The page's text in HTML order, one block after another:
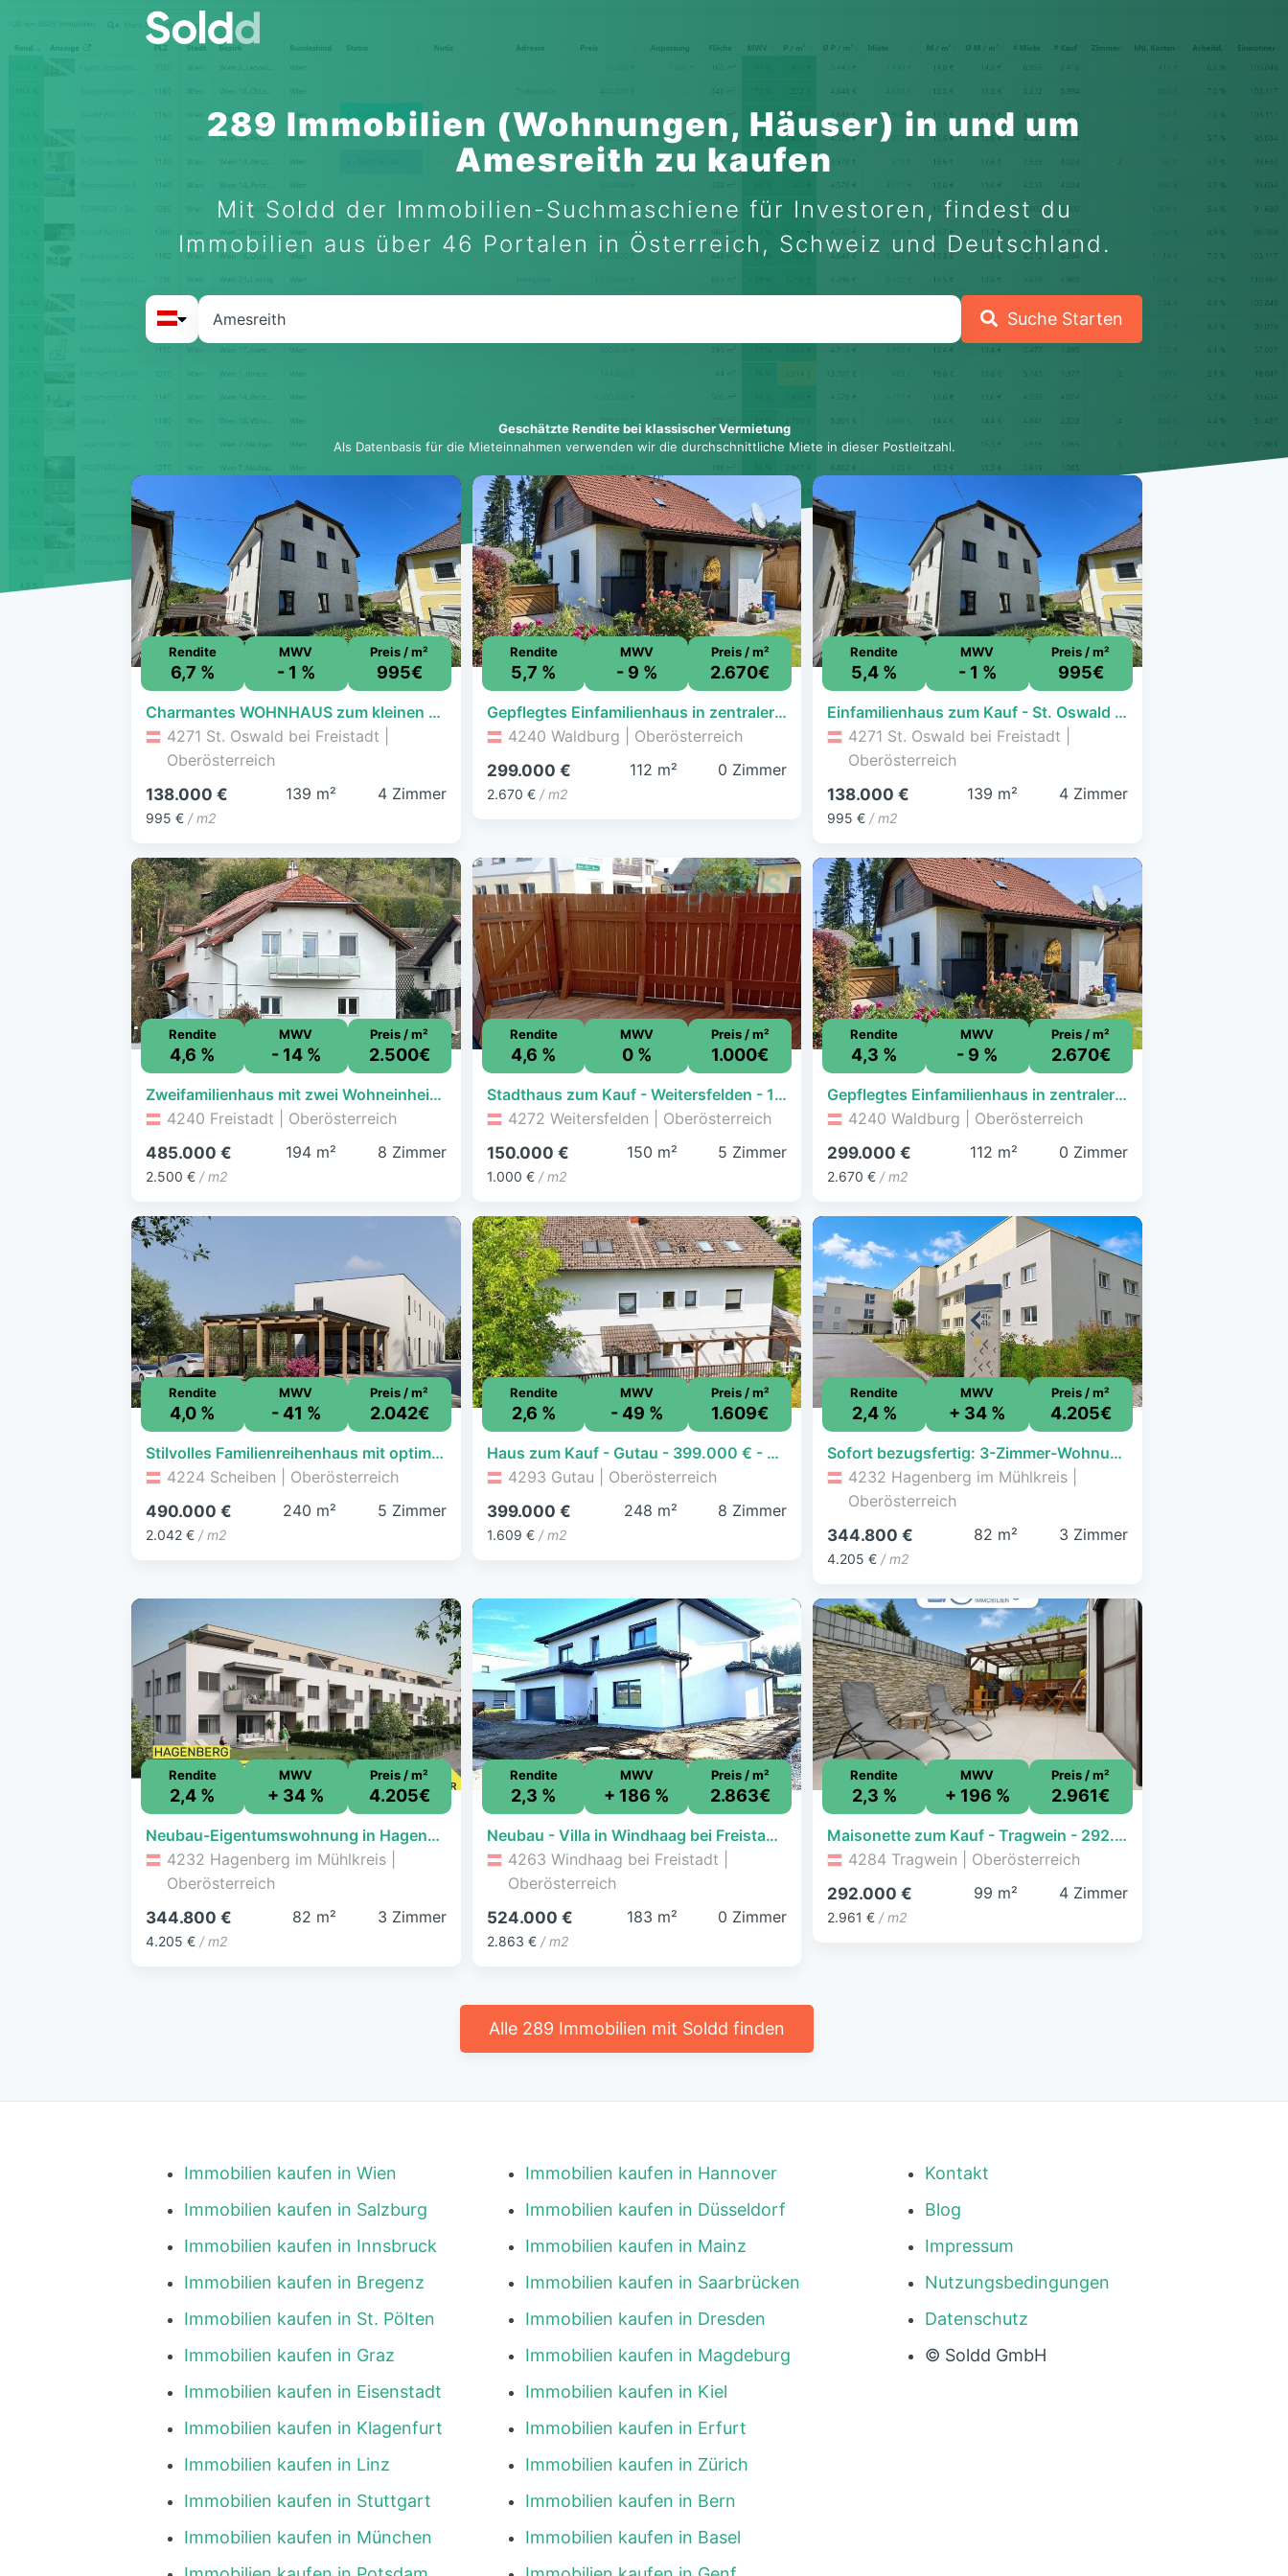
289 Immobilien (Wohnungen, Häuser) in und um
Amesreith zu kaufen
Mit Soldd der Immobilien-Suchmaschiene für Investoren, findest du
Immobilien aus über 46 Portalen in Österreich, Schweiz und Deutschland.
Suche Starten
Geschätzte Rendite bei klassischer Vermietung
Als Datenbasis für die Mieteinnahmen verwenden wir die durchschnittliche Miete in dieser Postleitzahl.
Rendite
6,7 %
MWV
- 1 %
Preis / m²
995€
Charmantes WOHNHAUS zum kleinen Preis in St. Oswald bei Freistadt
4271 St. Oswald bei Freistadt |
Oberösterreich
138.000 €
995 € / m2
139 m² 4 Zimmer
Rendite
5,7 %
MWV
- 9 %
Preis / m²
2.670€
Gepflegtes Einfamilienhaus in zentraler Lage von Freistadt
4240 Waldburg | Oberösterreich
299.000 €
2.670 €/ m2
112 m² 0 Zimmer
Rendite
5,4 %
MWV
- 1 %
Preis / m²
995€
Einfamilienhaus zum Kauf - St. Oswald bei Freistadt - 138.000 € - 4 Zimmer, 138,7 m², 116 m² Grundstück
4271 St. Oswald bei Freistadt |
Oberösterreich
138.000 €
995 € / m2
139 m² 4 Zimmer
Rendite
4,6 %
MWV
- 14 %
Preis / m²
2.500€
Zweifamilienhaus mit zwei Wohneinheiten in ruhiger Naturlage nahe der Feldaist
4240 Freistadt | Oberösterreich
485.000 €
2.500 € / m2
194 m² 8 Zimmer
Rendite
4,6 %
MWV
0 %
Preis / m²
1.000€
Stadthaus zum Kauf - Weitersfelden - 150.000 € - 5 Zimmer, 150 m²
4272 Weitersfelden | Oberösterreich
150.000 €
1.000 €/ m2
150 m² 5 Zimmer
Rendite
4,3 %
MWV
- 9 %
Preis / m²
2.670€
Gepflegtes Einfamilienhaus in zentraler Lage von Freistadt
4240 Waldburg | Oberösterreich
299.000 €
2.670 € / m2
112 m² 0 Zimmer
Rendite
4,0 %
MWV
- 41 %
Preis / m²
2.042€
Stilvolles Familienreihenhaus mit optimaler Raumaufteilung und elegantem Eigengarten - ERSTBEZUG
4224 Scheiben | Oberösterreich
490.000 €
2.042 € / m2
240 m² 5 Zimmer
Rendite
2,6 %
MWV
- 49 %
Preis / m²
1.609€
Haus zum Kauf - Gutau - 399.000 € - 8 Zimmer, 248 m², 1.585 m² Grundstück, frei ab 01.09.2027
4293 Gutau | Oberösterreich
399.000 €
1.609 €/ m2
248 m² 8 Zimmer
Rendite
2,4 %
MWV
+ 34 %
Preis / m²
4.205€
Sofort bezugsfertig: 3-Zimmer-Wohnung mit Aussicht in Hagenberg
4232 Hagenberg im Mühlkreis |
Oberösterreich
344.800 €
4.205 € / m2
82 m² 3 Zimmer
Rendite
2,4 %
MWV
+ 34 %
Preis / m²
4.205€
Neubau-Eigentumswohnung in Hagenberg – Ruhige Lage mit Fernblick – Sofort Bezugsfertig
4232 Hagenberg im Mühlkreis |
Oberösterreich
344.800 €
4.205 € / m2
82 m² 3 Zimmer
Rendite
2,3 %
MWV
+ 186 %
Preis / m²
2.863€
Neubau - Villa in Windhaag bei Freistadt zu verkaufen !
4263 Windhaag bei Freistadt |
Oberösterreich
524.000 €
2.863 €/ m2
183 m² 0 Zimmer
Rendite
2,3 %
MWV
+ 196 %
Preis / m²
2.961€
Maisonette zum Kauf - Tragwein - 292.000 € - 4 Zimmer, 98,6 m², EG, frei ab 01.10.2026
4284 Tragwein | Oberösterreich
292.000 €
2.961 € / m2
99 m² 4 Zimmer
Alle 289 Immobilien mit Soldd finden
Immobilien kaufen in Wien
Immobilien kaufen in Salzburg
Immobilien kaufen in Innsbruck
Immobilien kaufen in Bregenz
Immobilien kaufen in St. Pölten
Immobilien kaufen in Graz
Immobilien kaufen in Eisenstadt
Immobilien kaufen in Klagenfurt
Immobilien kaufen in Linz
Immobilien kaufen in Stuttgart
Immobilien kaufen in München
Immobilien kaufen in Hannover
Immobilien kaufen in Düsseldorf
Immobilien kaufen in Mainz
Immobilien kaufen in Saarbrücken
Immobilien kaufen in Dresden
Immobilien kaufen in Magdeburg
Immobilien kaufen in Kiel
Immobilien kaufen in Erfurt
Immobilien kaufen in Zürich
Immobilien kaufen in Bern
Immobilien kaufen in Basel
Kontakt
Blog
Impressum
Nutzungsbedingungen
Datenschutz
© Soldd GmbH